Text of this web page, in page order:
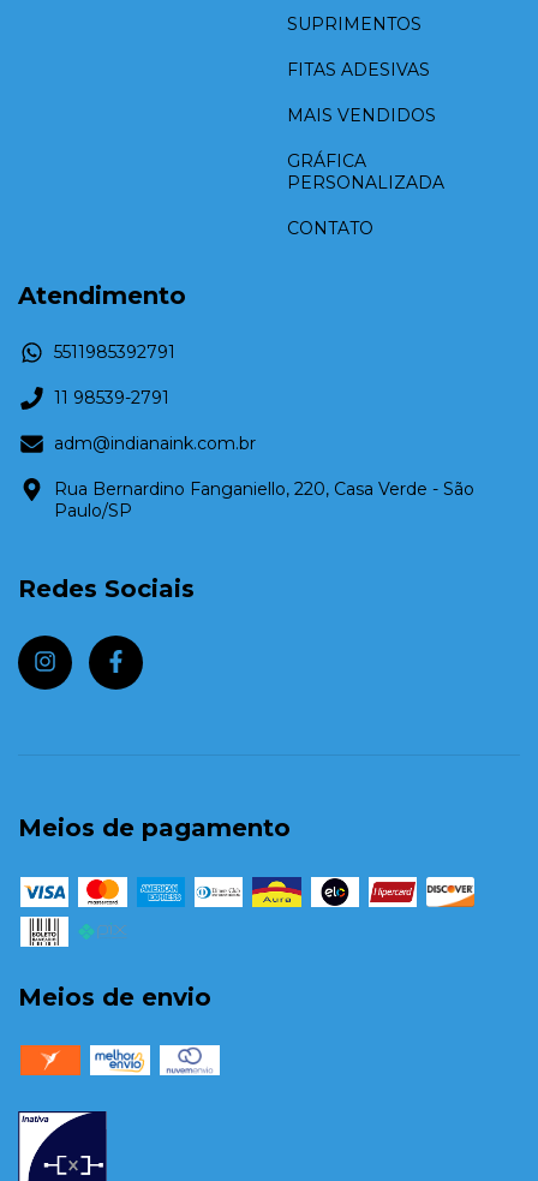
SUPRIMENTOS
FITAS ADESIVAS
MAIS VENDIDOS
GRÁFICA
PERSONALIZADA
CONTATO
Atendimento
5511985392791
11 98539-2791
adm@indianaink.com.br
Rua Bernardino Fanganiello, 220, Casa Verde - São
Paulo/SP
Redes Sociais
Meios de pagamento
Meios de envio